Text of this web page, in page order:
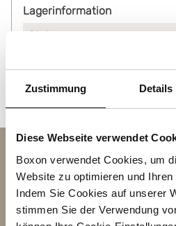
Zustimmung Details
Diese Webseite verwendet
Boxon verwendet Cookies, um
Website zu optimieren und
Indem Sie Cookies auf unserer
stimmen Sie der Verwendung
Lagerinformation
Status
Kontakt
BETREFF
VORNAME